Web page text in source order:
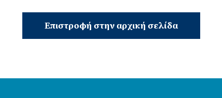
Επιστροφή στην αρχική σελίδα